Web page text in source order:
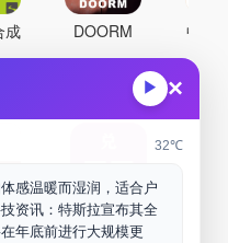
▶ ×
32℃
感温暖而湿润，适合户
资讯：特斯拉宣布其全
年底前进行大规模更
成 DOORM 中药
商兑园